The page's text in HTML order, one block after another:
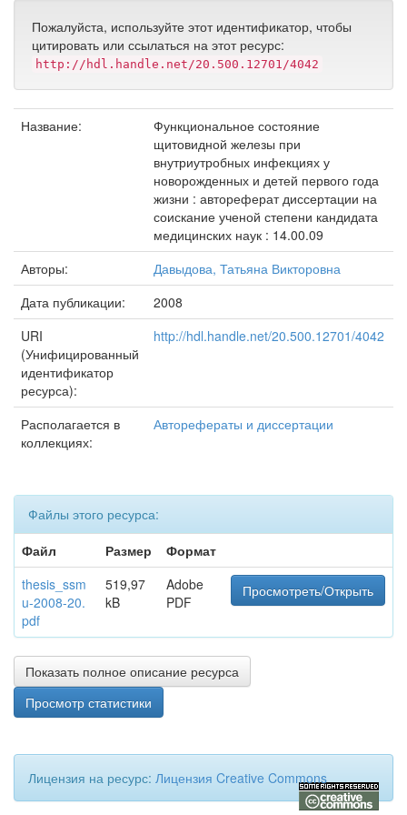
Пожалуйста, используйте этот идентификатор, чтобы
цитировать или ссылаться на этот ресурс:
http://hdl.handle.net/20.500.12701/4042
Название:
Функциональное состояние
щитовидной железы при
внутриутробных инфекциях у
новорожденных и детей первого года
жизни : автореферат диссертации на
соискание ученой степени кандидата
медицинских наук : 14.00.09
Авторы:
Давыдова, Татьяна Викторовна
Дата публикации:
2008
URI
(Унифицированный
идентификатор
ресурса):
http://hdl.handle.net/20.500.12701/4042
Располагается в
коллекциях:
Авторефераты и диссертации
Файлы этого ресурса:
Файл
Размер
Формат
thesis_ssm
u-2008-20.
pdf
519,97
kB
Adobe
PDF
Просмотреть/Открыть
Показать полное описание ресурса
Просмотр статистики
Лицензия на ресурс: Лицензия Creative Commons